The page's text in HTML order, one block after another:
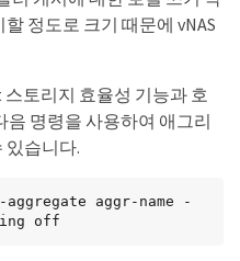
정도로 크기 때문에 vNAS
스토리지 효율성 기능과 호
음 명령을 사용하여 애그리
있습니다.
aggr-name -
off